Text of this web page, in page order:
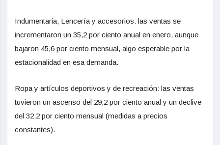
Indumentaria, Lencería y accesorios: las ventas se
incrementaron un 35,2 por ciento anual en enero, aunque
bajaron 45,6 por ciento mensual, algo esperable por la
estacionalidad en esa demanda.
Ropa y artículos deportivos y de recreación: las ventas
tuvieron un ascenso del 29,2 por ciento anual y un declive
del 32,2 por ciento mensual (medidas a precios
constantes).